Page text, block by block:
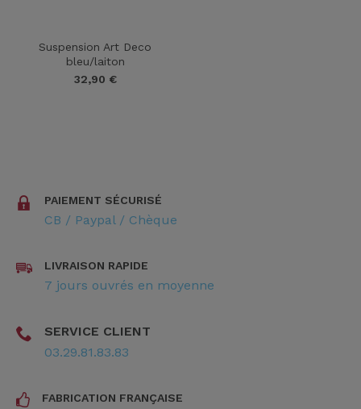
Suspension Art Deco
bleu/laiton
32,90 €
PAIEMENT SÉCURISÉ
CB / Paypal / Chèque
LIVRAISON RAPIDE
7 jours ouvrés en moyenne
SERVICE CLIENT
03.29.81.83.83
FABRICATION FRANÇAISE